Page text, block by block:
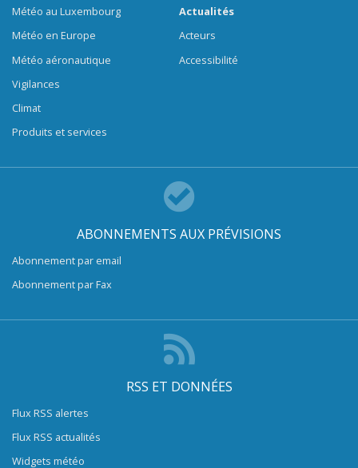
Météo au Luxembourg
Météo en Europe
Météo aéronautique
Vigilances
Climat
Produits et services
Actualités
Acteurs
Accessibilité
ABONNEMENTS AUX PRÉVISIONS
Abonnement par email
Abonnement par Fax
RSS ET DONNÉES
Flux RSS alertes
Flux RSS actualités
Widgets météo